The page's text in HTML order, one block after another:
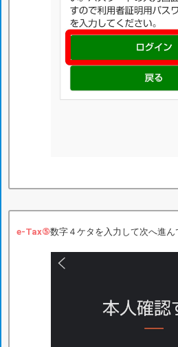
e-Tax⑤数字４ケタを入力して次へ進ん